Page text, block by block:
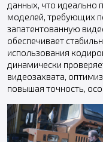
данных, что
моделей, требующих
запатентованную
обеспечивает
использования
динамически
видеозахвата,
повышая точность,